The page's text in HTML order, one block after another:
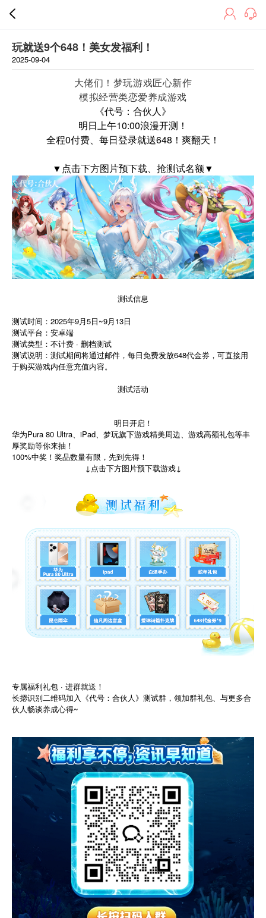
玩就送9个648！美女发福利！
2025-09-04
大佬们！梦玩游戏匠心新作
模拟经营类恋爱养成游戏
《代号：合伙人》
明日上午10:00浪漫开测！
全程0付费、每日登录就送648！ 爽翻天！
▼点击下方图片预下载、抢测试名额▼
测试信息
测试时间：2025年9月5日~9月13日
测试平台：安卓端
测试类型：不计费 · 删档测试
测试说明：测试期间将通过邮件，每日免费发放648代金券，可直接用
于购买游戏内任意充值内容。
测试活动
明日开启！
华为Pura 80 Ultra、iPad、梦玩旗下游戏精美周边、游戏高额礼包等丰
厚奖励等你来抽！
100%中奖！奖品数量有限，先到先得！
↓点击下方图片预下载游戏↓
专属福利礼包 · 进群就送！
长摁识别二维码加入《代号：合伙人》测试群，领加群礼包、与更多合
伙人畅谈养成心得~